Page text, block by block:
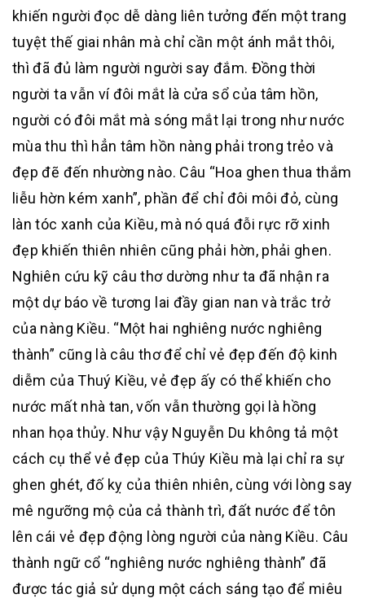
khiến người đọc dễ dàng liên tưởng đến một trang
tuyệt thế giai nhân mà chỉ cần một ánh mắt thôi,
thì đã đủ làm người người say đắm. Đồng thời
người ta vẫn ví đôi mắt là cửa sổ của tâm hồn,
người có đôi mắt mà sóng mắt lại trong như nước
mùa thu thì hẳn tâm hồn nàng phải trong trẻo và
đẹp đẽ đến nhường nào. Câu “Hoa ghen thua thắm
liễu hờn kém xanh”, phần để chỉ đôi môi đỏ, cùng
làn tóc xanh của Kiều, mà nó quá đỗi rực rỡ xinh
đẹp khiến thiên nhiên cũng phải hờn, phải ghen.
Nghiên cứu kỹ câu thơ dường như ta đã nhận ra
một dự báo về tương lai đầy gian nan và trắc trở
của nàng Kiều. “Một hai nghiêng nước nghiêng
thành” cũng là câu thơ để chỉ vẻ đẹp đến độ kinh
diễm của Thuý Kiều, vẻ đẹp ấy có thể khiến cho
nước mất nhà tan, vốn vẫn thường gọi là hồng
nhan họa thủy. Như vậy Nguyễn Du không tả một
cách cụ thể vẻ đẹp của Thúy Kiều mà lại chỉ ra sự
ghen ghét, đố kỵ của thiên nhiên, cùng với lòng say
mê ngưỡng mộ của cả thành trì, đất nước để tôn
lên cái vẻ đẹp động lòng người của nàng Kiều. Câu
thành ngữ cổ “nghiêng nước nghiêng thành” đã
được tác giả sử dụng một cách sáng tạo để miêu